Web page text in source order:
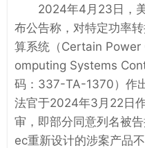
2024年4月23日，
布公告称，对特定功率
算系统（Certain
omputing Systems
码：337-TA-1370）作
法官于2024年3月22日
审，即部分同意列名被
ec重新设计的涉案产品